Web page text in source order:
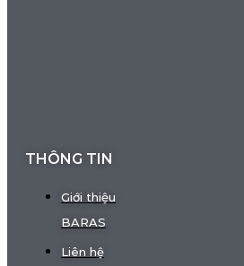
THÔNG TIN
Giới thiệu
BARAS
Liên hệ